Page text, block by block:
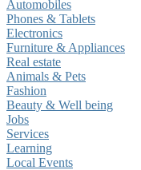
Automobiles
Phones & Tablets
Electronics
Furniture & Appliances
Real estate
Animals & Pets
Fashion
Beauty & Well being
Jobs
Services
Learning
Local Events